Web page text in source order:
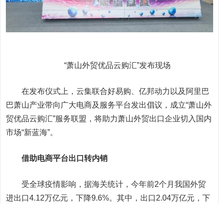
“萧山外贸优品云购汇”发布现场
在发布仪式上，云集联合好易购、亿邦动力以及阿里巴
巴萧山产业带向广大电商及服务平台发出倡议，成立“萧山外
贸优品云购汇”服务联盟，将助力萧山外贸出口企业切入国内
市场“新蓝海”。
借助电商平台出口转内销
受全球疫情影响，据海关统计，今年前2个月我国外贸
进出口4.12万亿元，下降9.6%。其中，出口2.04万亿元，下